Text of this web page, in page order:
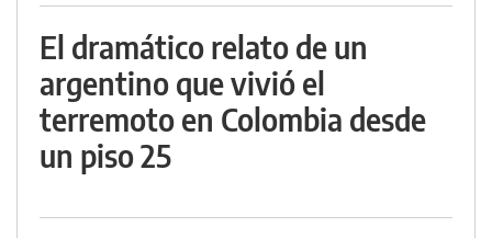
El dramático relato de un
argentino que vivió el
terremoto en Colombia desde
un piso 25